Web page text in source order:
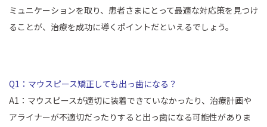
ミュニケーションを取り、患者さまにとって最適な対応策を見つけ
ることが、治療を成功に導くポイントだといえるでしょう。
Q1：マウスピース矯正しても出っ歯になる？
A1：マウスピースが適切に装着できていなかったり、治療計画や
アライナーが不適切だったりすると出っ歯になる可能性がありま